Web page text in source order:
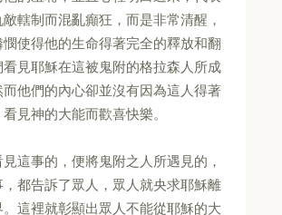
轄制而混亂癲狂，而是非常清醒，
使得他的生命得著完全的釋放和翻
見耶穌在這被鬼附的格拉森人所成
他們的內心卻並沒有因為這人得著
見神的大能而歡喜快樂。
這事的，便將鬼附之人所遇見的，
都告訴了眾人，眾人就央求耶穌離
這裡就彰顯出眾人不能從耶穌的大